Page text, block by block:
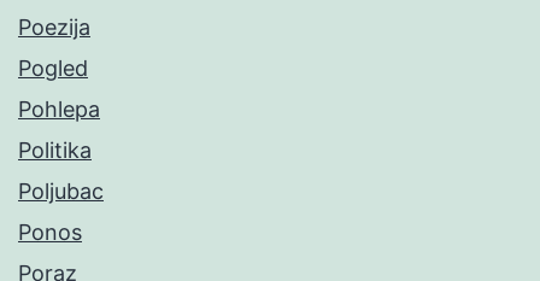
Poezija
Pogled
Pohlepa
Politika
Poljubac
Ponos
Poraz